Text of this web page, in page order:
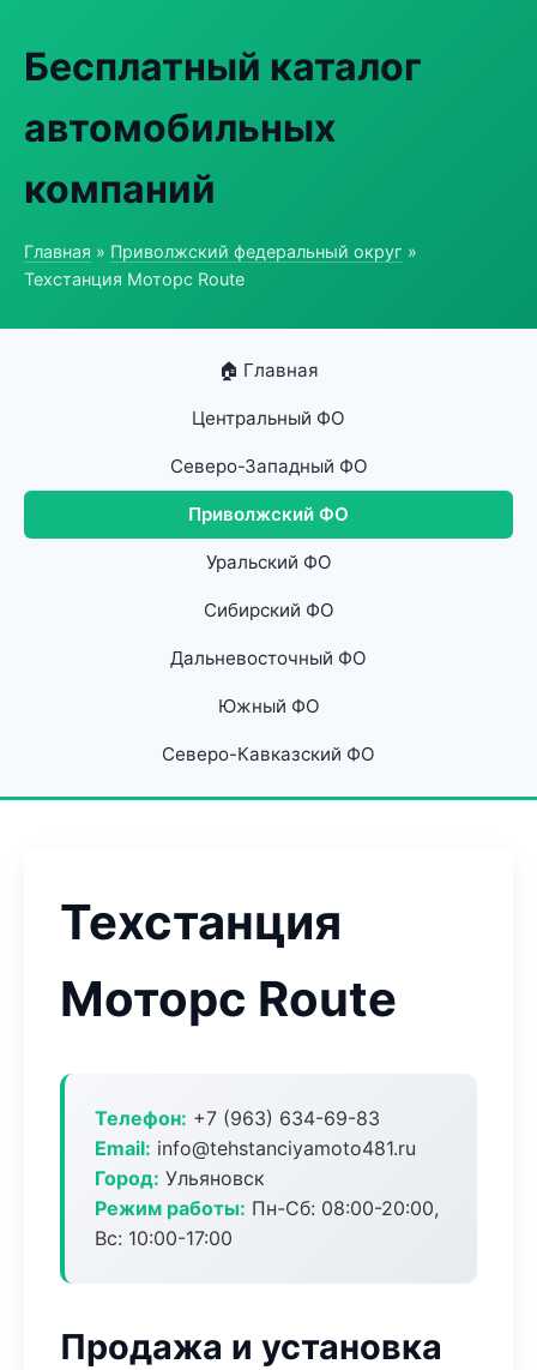
Бесплатный каталог
автомобильных
компаний
Главная » Приволжский федеральный округ »
Техстанция Моторс Route
🏠 Главная
Центральный ФО
Северо-Западный ФО
Приволжский ФО
Уральский ФО
Сибирский ФО
Дальневосточный ФО
Южный ФО
Северо-Кавказский ФО
Техстанция
Моторс Route
Телефон: +7 (963) 634-69-83
Email: info@tehstanciyamoto481.ru
Город: Ульяновск
Режим работы: Пн-Сб: 08:00-20:00,
Вс: 10:00-17:00
Продажа и установка